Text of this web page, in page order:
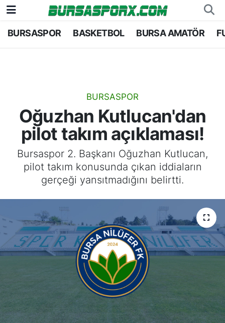
BURSASPOR BASKETBOL BURSA AMATÖR
BURSASPOR
Oğuzhan Kutlucan'dan
pilot takım açıklaması!
Bursaspor 2. Başkanı Oğuzhan Kutlucan,
pilot takım konusunda çıkan iddiaların
gerçeği yansıtmadığını belirtti.
Bursaspor
Bursa Amatör
Hentbol
Voleybol
Bursa Nöbetçi Eczaneler
Bursa Trafik Yoğunluk Haritası
TFF 1.Lig Puan Durumu ve Fikstür
Tüm Manşetler
Haber Arşivi